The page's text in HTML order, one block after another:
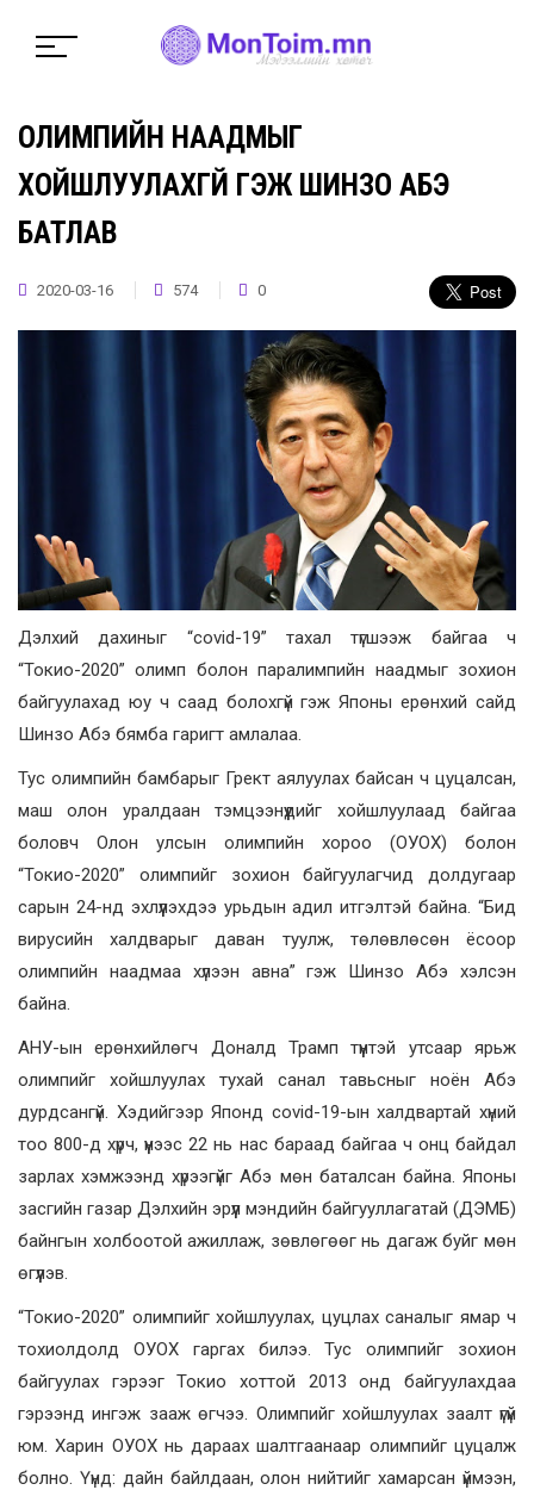
ОЛИМПИЙН НААДМЫГ
ХОЙШЛУУЛАХГҮЙ ГЭЖ ШИНЗО АБЭ
БАТЛАВ
2020-03-16 574 0
Дэлхий дахиныг “covid-19” тахал түгшээж байгаа ч
“Токио-2020” олимп болон паралимпийн наадмыг зохион
байгуулахад юу ч саад болохгүй гэж Японы ерөнхий сайд
Шинзо Абэ бямба гаригт амлалаа.
Тус олимпийн бамбарыг Грект аялуулах байсан ч цуцалсан,
маш олон уралдаан тэмцээнүүдийг хойшлуулаад байгаа
боловч Олон улсын олимпийн хороо (ОУОХ) болон
“Токио-2020” олимпийг зохион байгуулагчид долдугаар
сарын 24-нд эхлүүлэхдээ урьдын адил итгэлтэй байна. “Бид
вирусийн халдварыг даван туулж, төлөвлөсөн ёсоор
олимпийн наадмаа хүлээн авна” гэж Шинзо Абэ хэлсэн
байна.
АНУ-ын ерөнхийлөгч Доналд Трамп түүнтэй утсаар ярьж
олимпийг хойшлуулах тухай санал тавьсныг ноён Абэ
дурдсангүй. Хэдийгээр Японд covid-19-ын халдвартай хүний
тоо 800-д хүрч, үүнээс 22 нь нас бараад байгаа ч онц байдал
зарлах хэмжээнд хүрээгүйг Абэ мөн баталсан байна. Японы
засгийн газар Дэлхийн эрүүл мэндийн байгууллагатай (ДЭМБ)
байнгын холбоотой ажиллаж, зөвлөгөөг нь дагаж буйг мөн
өгүүлэв.
“Токио-2020” олимпийг хойшлуулах, цуцлах саналыг ямар ч
тохиолдолд ОУОХ гаргах билээ. Тус олимпийг зохион
байгуулах гэрээг Токио хоттой 2013 онд байгуулахдаа
гэрээнд ингэж зааж өгчээ. Олимпийг хойшлуулах заалт үгүй
юм. Харин ОУОХ нь дараах шалтгаанаар олимпийг цуцалж
болно. Үүнд: дайн байлдаан, олон нийтийг хамарсан үймээн,